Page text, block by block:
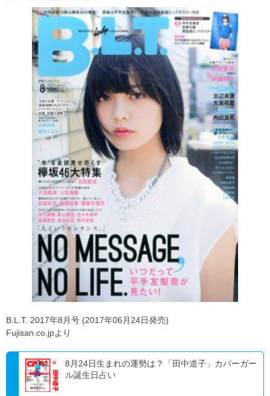
B.L.T. 2017年8月号 (2017年06月24日発売)
Fujisan.co.jpより
8月24日生まれの運勢は？「田中道子」カバーガー
ル誕生日占い